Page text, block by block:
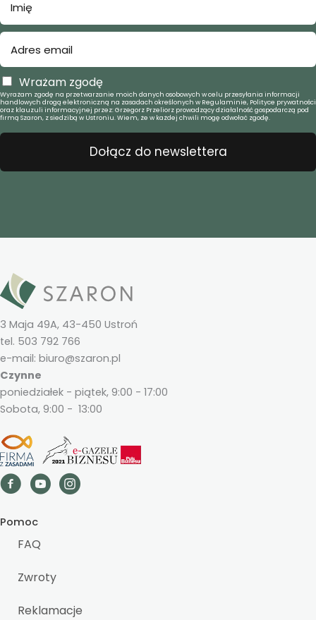
Wrażam zgodę
Wyrażam zgodę na przetwarzanie moich danych osobowych w celu przesyłania informacji
handlowych drogą elektroniczną na zasadach określonych w Regulaminie, Polityce prywatności
oraz klauzuli informacyjnej przez: Grzegorz Przeliorz prowadzący działalność gospodarczą pod
firmą Szaron, z siedzibą w Ustroniu. Wiem, że w każdej chwili mogę odwołać zgodę.
Dołącz do newslettera
3 Maja 49A, 43-450 Ustroń
tel. 503 792 766
e-mail: biuro@szaron.pl
Czynne
poniedziałek - piątek, 9:00 - 17:00
Sobota, 9:00 - 13:00
Pomoc
FAQ
Zwroty
Reklamacje